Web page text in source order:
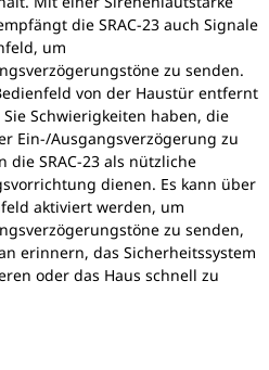
die SRAC-23 auch Signale
um
zu senden.
von der Haustür entfernt
Schwierigkeiten haben, die
Ein-/Ausgangsverzögerung zu
die SRAC-23 als nützliche
dienen. Es kann über
aktiviert werden, um
zu senden,
erinnern, das Sicherheitssystem
oder das Haus schnell zu